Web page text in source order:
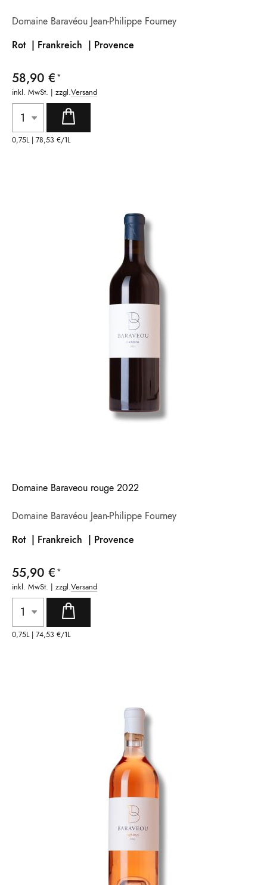
Domaine Baravéou Jean-Philippe Fourney
Rot | Frankreich | Provence
58,90 €
inkl. MwSt. | zzgl.Versand
0,75L | 78,53 €/1L
Domaine Baraveou rouge 2022
Domaine Baravéou Jean-Philippe Fourney
Rot | Frankreich | Provence
55,90 €
inkl. MwSt. | zzgl.Versand
0,75L | 74,53 €/1L